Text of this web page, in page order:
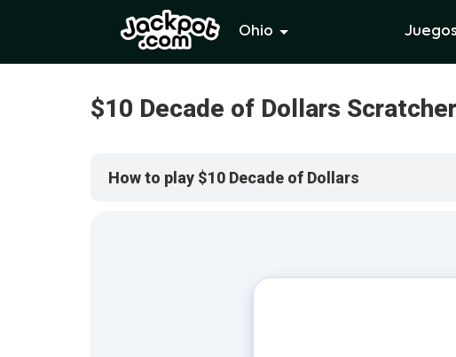
Ohio Juegos
$10 Decade of Dollars Scratcher
How to play $10 Decade of Dollars